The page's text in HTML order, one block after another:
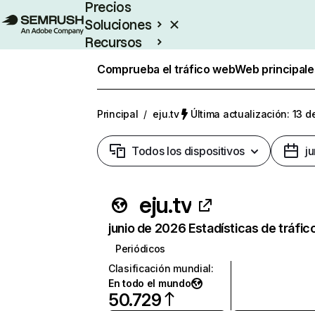
Precios
Soluciones
Recursos
Comprueba el tráfico webWeb
Principal / eju.tv Última actualización: 13
Todos los dispositivos
eju.tv
junio de 2026 Estadísticas de
Periódicos
Clasificación mundial:
En todo el mundo
50.729